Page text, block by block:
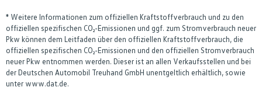
* Weitere Informationen zum offiziellen Kraftstoffverbrauch und zu den
offiziellen spezifischen CO₂-Emissionen und ggf. zum Stromverbrauch neuer
Pkw können dem Leitfaden über den offiziellen Kraftstoffverbrauch, die
offiziellen spezifischen CO₂-Emissionen und den offiziellen Stromverbrauch
neuer Pkw entnommen werden. Dieser ist an allen Verkaufsstellen und bei
der Deutschen Automobil Treuhand GmbH unentgeltlich erhältlich, sowie
unter www.dat.de.